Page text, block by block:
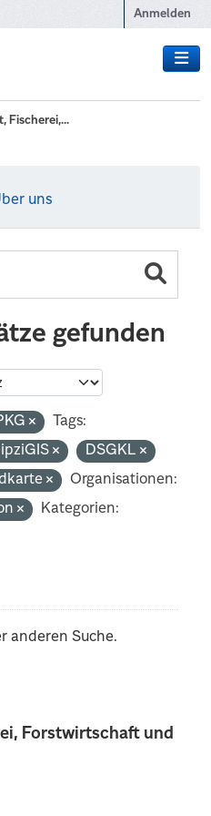
Anmelden
Fischerei,...
Forstwirtschaft und
uns
gefunden
Tags:
DSGKL
Organisationen:
Kategorien:
anderen Suche.